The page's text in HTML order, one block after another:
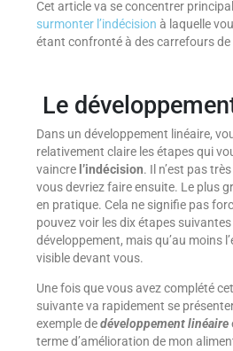
Cet article va se concentrer
surmonter l’indécision à laquelle
étant confronté à des carrefours de
Le
Dans un développement linéaire,
relativement claire les étapes qui
vaincre l’indécision. Il n’est pas
vous devriez faire ensuite. Le plus
en pratique. Cela ne signifie pas
pouvez voir les dix étapes
développement, mais qu’au moins
visible devant vous.
Une fois que vous avez complété
suivante va rapidement se
exemple dedéveloppement linéaire
terme d’amélioration de mon